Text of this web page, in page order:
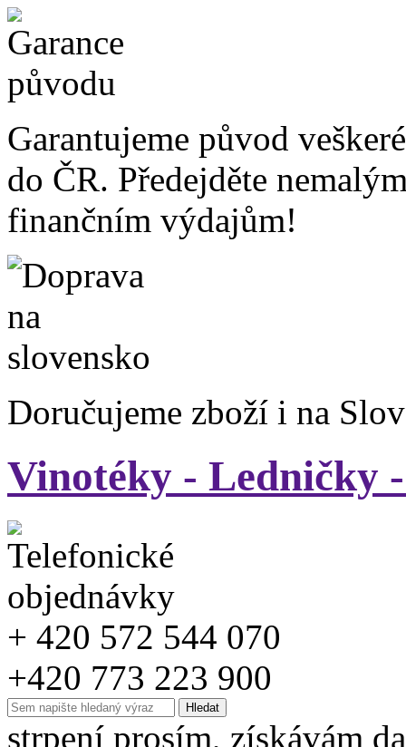
Garantujeme původ
do ČR. Předejděte
finančním výdajům!
Doručujeme zboží i na
Vinotéky - Ledničky
+ 420 572 544 070
+420 773 223 900
strpení prosím, získávám